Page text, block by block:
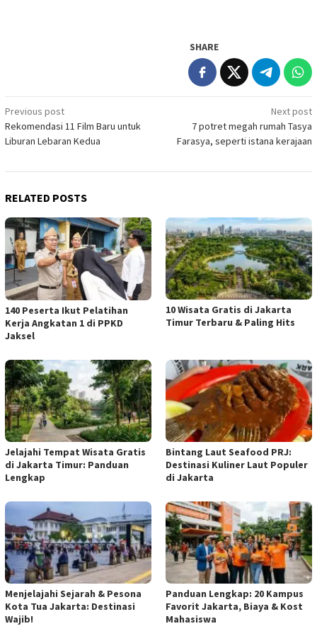
SHARE
Post
navigation
Previous post
Rekomendasi 11 Film Baru untuk
Liburan Lebaran Kedua
Next post
7 potret megah rumah Tasya
Farasya, seperti istana kerajaan
RELATED POSTS
140 Peserta Ikut Pelatihan
Kerja Angkatan 1 di PPKD
Jaksel
10 Wisata Gratis di Jakarta
Timur Terbaru & Paling Hits
Jelajahi Tempat Wisata Gratis
di Jakarta Timur: Panduan
Lengkap
Bintang Laut Seafood PRJ:
Destinasi Kuliner Laut Populer
di Jakarta
Menjelajahi Sejarah & Pesona
Kota Tua Jakarta: Destinasi
Wajib!
Panduan Lengkap: 20 Kampus
Favorit Jakarta, Biaya & Kost
Mahasiswa